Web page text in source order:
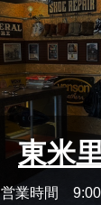
東米
営業時間 9:00